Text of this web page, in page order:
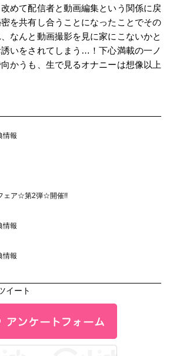
情報
ェア☆第2弾☆開催!!
情報
情報
イート
めて配信者と動画編集という関係に戻
を共有し合うことになったことでその
なんと動画撮影を見に家にこないかと
いをされてしまう…！下心満載の一ノ
かうも、生で見るオナニーは想像以上